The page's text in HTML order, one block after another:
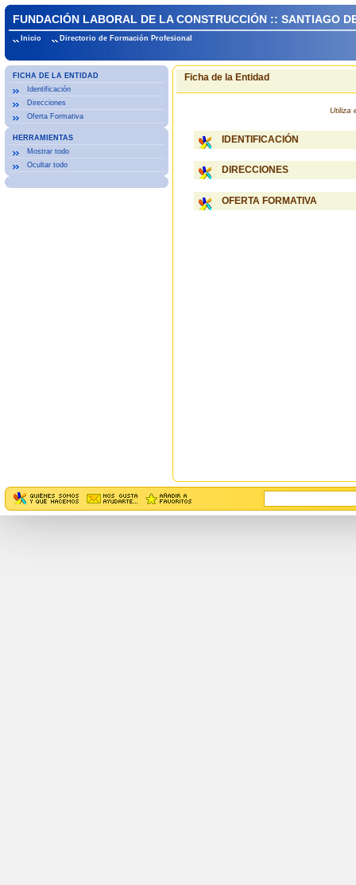
FUNDACIÓN LABORAL DE LA CONSTRUCCIÓN :: SANTIAGO
Inicio Directorio de Formación Profesional
FICHA DE LA ENTIDAD
Identificación
Direcciones
Oferta Formativa
HERRAMIENTAS
Mostrar todo
Ocultar todo
Ficha de la Entidad
Utiliza
IDENTIFICACIÓN
DIRECCIONES
OFERTA FORMATIVA